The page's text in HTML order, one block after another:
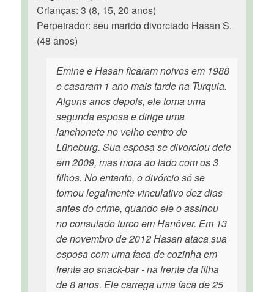
Crianças: 3 (8, 15, 20 anos)
Perpetrador: seu marido divorciado Hasan S.
(48 anos)
Emine e Hasan ficaram noivos em 1988
e casaram 1 ano mais tarde na Turquia.
Alguns anos depois, ele toma uma
segunda esposa e dirige uma
lanchonete no velho centro de
Lüneburg. Sua esposa se divorciou dele
em 2009, mas mora ao lado com os 3
filhos. No entanto, o divórcio só se
tornou legalmente vinculativo dez dias
antes do crime, quando ele o assinou
no consulado turco em Hanôver. Em 13
de novembro de 2012 Hasan ataca sua
esposa com uma faca de cozinha em
frente ao snack-bar - na frente da filha
de 8 anos. Ele carrega uma faca de 25